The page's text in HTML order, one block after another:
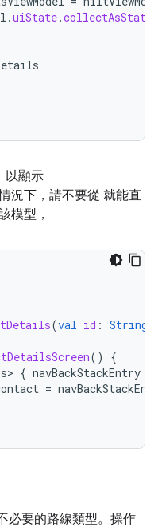
.uiState.
以顯示
況下，請不要從 就能直
模型，
(val id : String
()
{
{ navBackStackEntry
=
必要的路線類型。操作